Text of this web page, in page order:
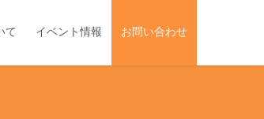
て イベント情報 お問い合わせ